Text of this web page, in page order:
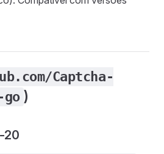
Captcha-
)
20